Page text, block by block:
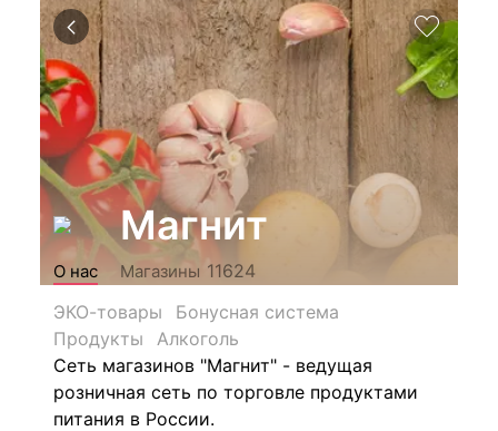
Магнит
О нас Магазины 11624
ЭКО-товары
Бонусная система
Продукты
Алкоголь
Сеть магазинов "Магнит" - ведущая
розничная сеть по торговле продуктами
питания в России.